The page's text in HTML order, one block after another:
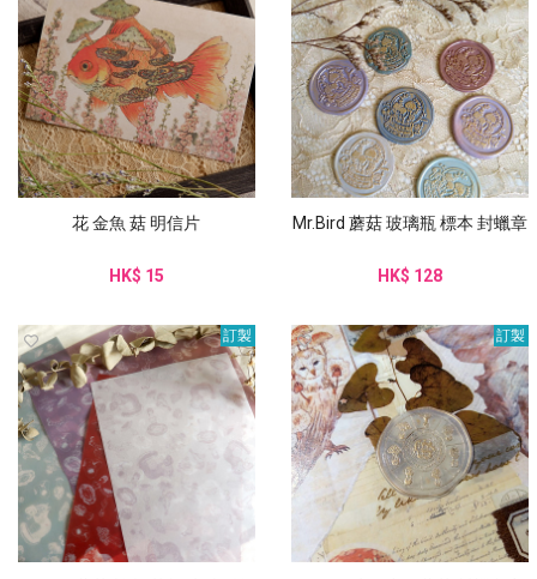
花 金魚 菇 明信片
HK$ 15
Mr.Bird 蘑菇 玻璃瓶 標本 封蠟章
HK$ 128
訂製 訂製